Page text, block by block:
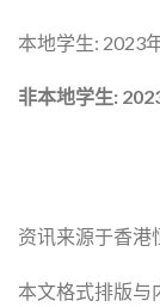
本地学生: 2023
非本地学生:
资讯来源于香港
本文格式排版与